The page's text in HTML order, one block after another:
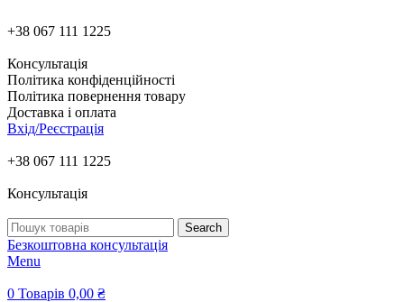
+38 067 111 1225
Консультація
Політика конфіденційності
Політика повернення товару
Доставка і оплата
Вхід/Реєстрація
+38 067 111 1225
Консультація
Search
Безкоштовна консультація
Menu
0 Товарів 0,00 ₴